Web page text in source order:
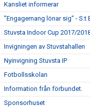
Kansliet informerar
”Engagemang lönar sig” - S:t
Stuvsta Indoor Cup 2017/
Invigningen av Stuvstahallen
Nyinvigning Stuvsta IP
Fotbollsskolan
Information från förbundet.
Sponsorhuset